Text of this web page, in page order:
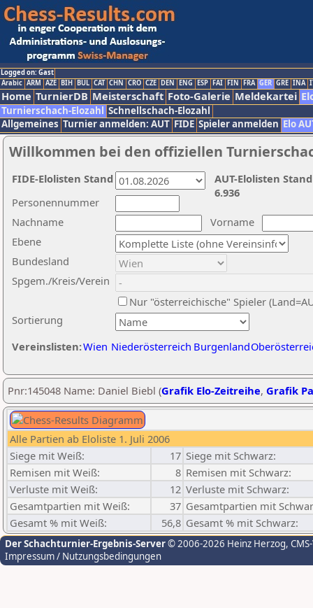
Logged on: Gast
Arabic ARM AZE BIH BUL CAT CHN CRO CZE DEN ENG ESP FAI FIN FRA GER GRE INA
Home TurnierDB Meisterschaft Foto-Galerie Meldekartei
Turnierschach-Elozahl Schnellschach-Elozahl
Allgemeines Turnier anmelden: AUT FIDE Spieler anmelden Elo
Willkommen bei den offiziellen
Nachname
Vorname
Ebene
Sortierung
Personennummer
Bundesland
Spgem./Kreis/Verein
Nur "österreichische" Spieler
Vereinslisten:Wien Niederösterreich Burgenland
AUT-Elolisten
6.936
FIDE-Elolisten Stand
Pnr:145048 Name: Daniel Biebl (Grafik Elo-Zeitreihe, Grafik
Alle Partien ab Eloliste 1. Juli 2006
Siege mit Weiß:
17 Siege mit Schwarz:
Remisen mit Weiß:
8 Remisen mit Schwarz:
Verluste mit Weiß:
12 Verluste mit Schwarz:
Gesamtpartien mit Weiß:
37 Gesamtpartien mit
Gesamt % mit Weiß:
56,8 Gesamt % mit Schwarz:
Der Schachturnier-Ergebnis-Server© 2006-2026 Heinz Herzog,
Impressum / Nutzungsbedingungen